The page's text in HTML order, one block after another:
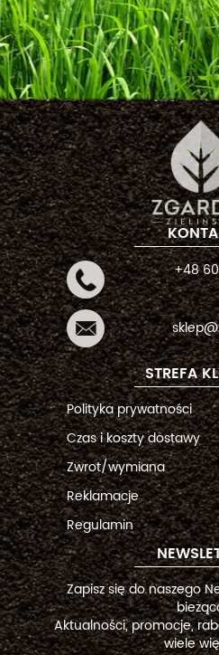
+48
STREFA
Polityka prywatności
Czas i koszty dostawy
Zwrot/wymiana
Reklamacje
Regulamin
Zapisz się do naszego
Aktualności, promocje,
wiele